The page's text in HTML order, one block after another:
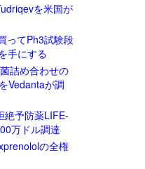
を米国が
ってPh3試験段
手にする
詰め合わせの
Vedantaが調
絶予防薬LIFE-
万ドル調達
の全権